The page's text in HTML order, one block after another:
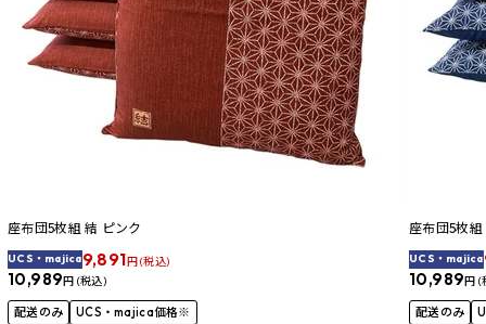
座布団5枚組 結 ピンク
UCS・majica9,891円 (税込)
10,989円 (税込)
配送のみ UCS・majica価格※
座布団5枚
UCS・majica
10,989円 (
配送のみ